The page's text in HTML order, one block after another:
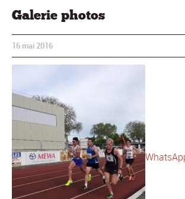
Galerie photos
16 mai 2016